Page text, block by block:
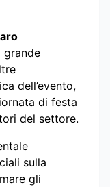
grande
dell’evento,
di festa
del settore.
sulla
gli